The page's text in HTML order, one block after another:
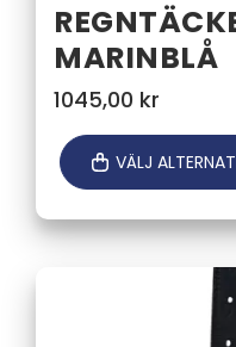
MARINBLÅ
1045,00 kr
VÄLJ